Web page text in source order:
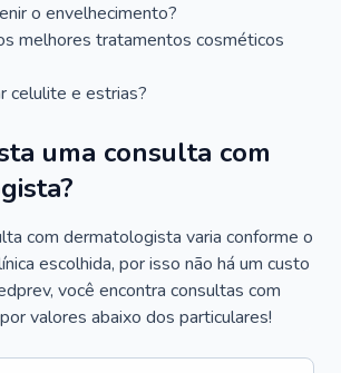
o envelhecimento?
melhores tratamentos cosméticos
celulite e estrias?
uma consulta com
com dermatologista varia conforme o
escolhida, por isso não há um custo
você encontra consultas com
valores abaixo dos particulares!